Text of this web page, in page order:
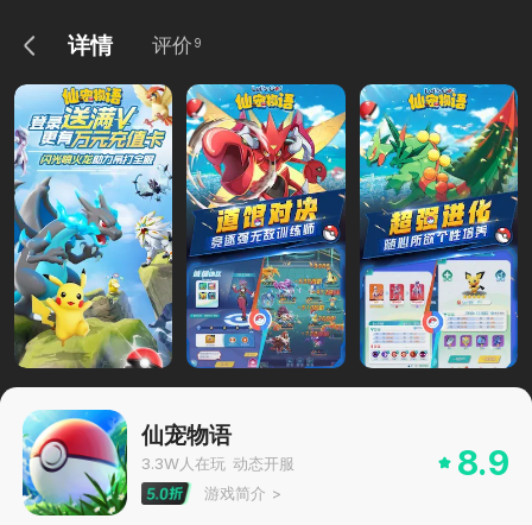
详情 评价 9
仙宠物语
3.3W人在玩 动态开服
游戏简介 >
8.9